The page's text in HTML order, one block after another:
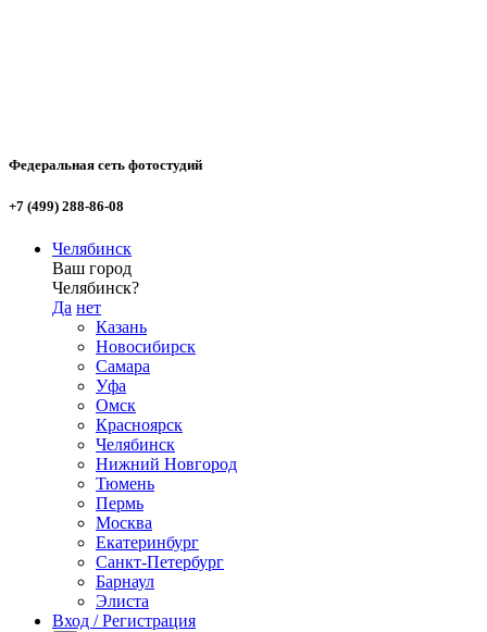
Федеральная сеть фотостудий
+7 (499) 288-86-08
Челябинск
Ваш город
Челябинск?
Да нет
Казань
Новосибирск
Самара
Уфа
Омск
Красноярск
Челябинск
Нижний Новгород
Тюмень
Пермь
Москва
Екатеринбург
Санкт-Петербург
Барнаул
Элиста
Вход / Регистрация